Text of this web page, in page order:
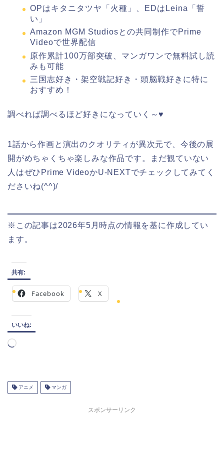
OPはキタニタツヤ「火種」、EDはLeina「誓
い」
Amazon MGM Studiosとの共同制作でPrime
Videoで世界配信
原作累計100万部突破、マンガワンで無料試し読
みも可能
三国志好き・架空戦記好き・頭脳戦好きに特に
おすすめ！
調べれば調べるほど好きになっていく～♥
1話から作画と演出のクオリティが異次元で、今後の展
開がめちゃくちゃ楽しみな作品です。まだ観ていない
人はぜひPrime VideoかU-NEXTでチェックしてみてく
ださいね(^^)/
※この記事は2026年5月時点の情報を基に作成してい
ます。
共有:
Facebook X
いいね:
読
中…
アニメ マンガ
スポンサーリンク